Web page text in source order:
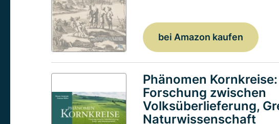
bei Amazon kaufen
Phänomen Kornkreise:
Forschung zwischen
Volksüberlieferung,
Naturwissenschaft